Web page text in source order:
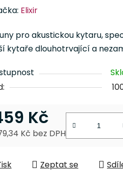
Elixir
pro akustickou kytaru,
kytaře dlouhotrvající a
Kč
Kč bez DPH
Zeptat se